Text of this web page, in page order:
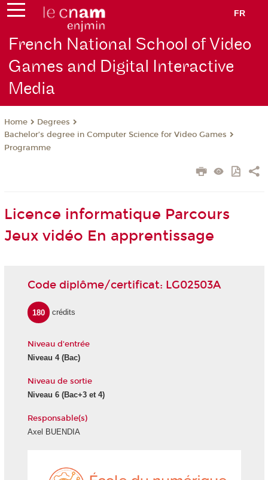
FR
French National School of Video
Games and Digital Interactive
Media
Home
Degrees
Bachelor’s degree in Computer Science for Video Games
Programme
Licence informatique Parcours
Jeux vidéo En apprentissage
Code diplôme/certificat: LG02503A
180 crédits
Niveau d'entrée
Niveau 4 (Bac)
Niveau de sortie
Niveau 6 (Bac+3 et 4)
Responsable(s)
Axel BUENDIA